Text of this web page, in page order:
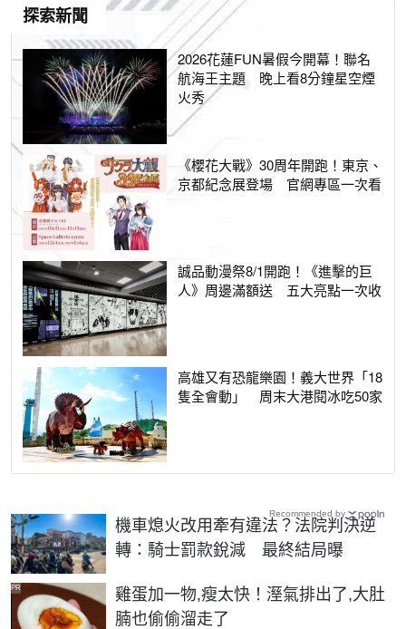
探索新聞
2026花蓮FUN暑假今開幕！聯名
航海王主題 晚上看8分鐘星空煙
火秀
《櫻花大戰》30周年開跑！東京、
京都紀念展登場 官網專區一次看
誠品動漫祭8/1開跑！《進擊的巨
人》周邊滿額送 五大亮點一次收
高雄又有恐龍樂園！義大世界「18
隻全會動」 周末大港閱冰吃50家
機車熄火改用牽有違法？法院判決逆
轉：騎士罰款銳減 最終結局曝
雞蛋加一物,瘦太快！溼氣排出了,大肚
腩也偷偷溜走了
PR
Recommended by